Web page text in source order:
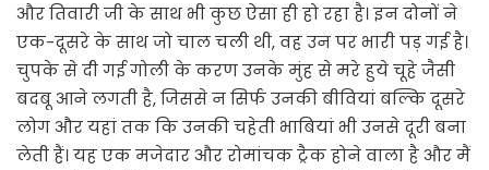
और तिवारी जी के साथ भी कुछ ऐसा ही हो रहा है। इन दोनों ने
एक-दूसरे के साथ जो चाल चली थी, वह उन पर भारी पड़ गई है।
चुपके से दी गई गोली के करण उनके मुंह से मरे हुये चूहे जैसी
बदबू आने लगती है, जिससे न सिर्फ उनकी बीवियां बल्कि दूसरे
लोग और यहां तक कि उनकी चहेती भाबियां भी उनसे दूरी बना
लेती हैं। यह एक मजेदार और रोमांचक ट्रैक होने वाला है और मैं